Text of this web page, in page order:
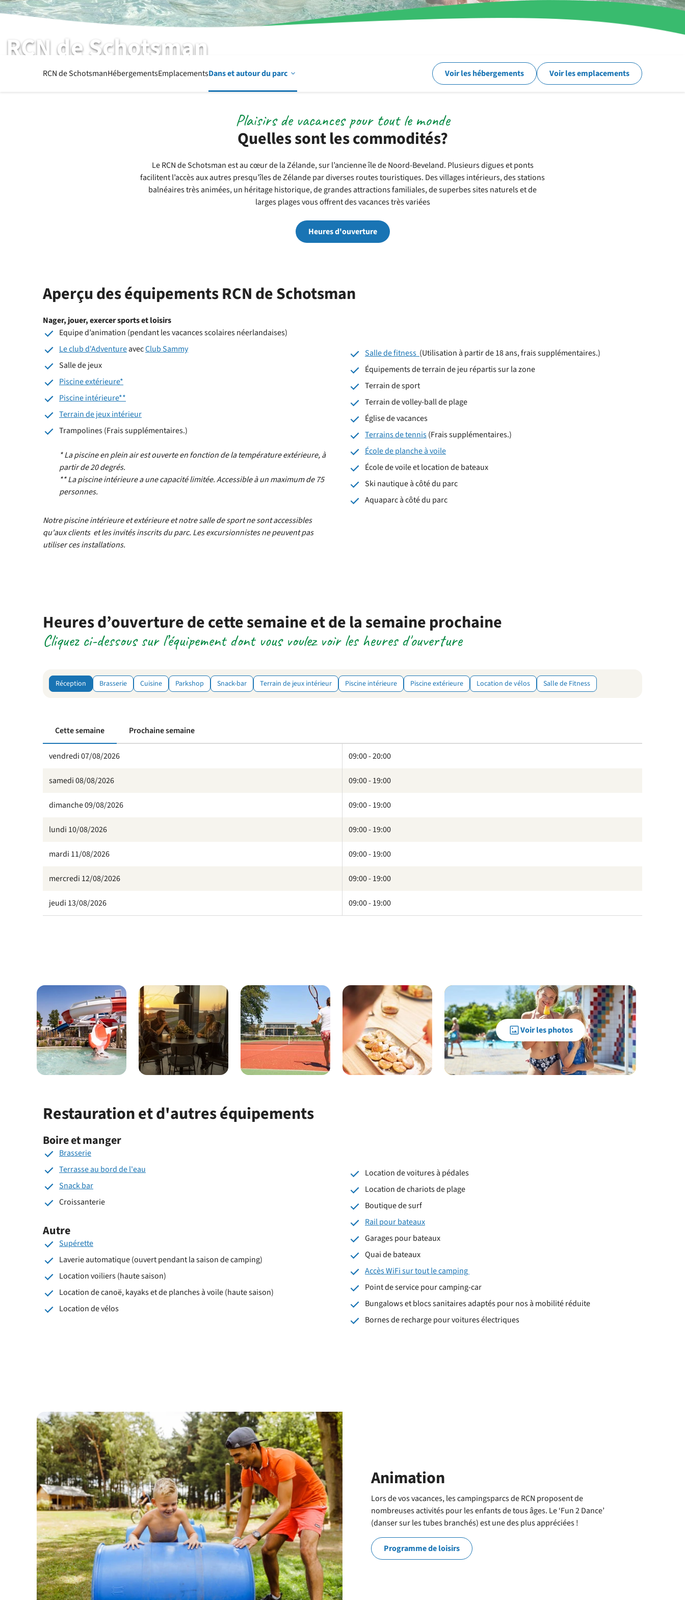
RCN de Schotsman
APERÇU DES ÉQUIPEMENTS
RCN de SchotsmanHébergementsEmplacementsDans et autour du parc Ouvrir
et
autour
Voir les hébergements Voir les emplacements
Quelles sont les commodités?
Plaisirs de vacances pour tout le monde
Le RCN de Schotsman est au cœur de la Zélande, sur l’ancienne île de Noord-Beveland. Plusieurs digues et ponts
facilitent l’accès aux autres presqu’îles de Zélande par diverses routes touristiques. Des villages intérieurs, des stations
balnéaires très animées, un héritage historique, de grandes attractions familiales, de superbes sites naturels et de
larges plages vous offrent des vacances très variées
Heures d'ouverture
Aperçu des équipements RCN de Schotsman
Nager, jouer, exercer sports et loisirs
Equipe d’animation (pendant les vacances scolaires néerlandaises)
Le club d'AdventureavecClub Sammy
Salle de jeux
Piscine extérieure*
Piscine intérieure**
Terrain de jeux intérieur
Trampolines (Frais supplémentaires.)
* La piscine en plein air est ouverte en fonction de la température extérieure, à
partir de 20 degrés.
** La piscine intérieure a une capacité limitée. Accessible à un maximum de 75
personnes.
Notre piscine intérieure et extérieure et notre salle de sport ne sont accessibles
qu'aux clients et les invités inscrits du parc. Les excursionnistes ne peuvent pas
utiliser ces installations.
Salle de fitness (Utilisation à partir de 18 ans, frais supplémentaires.)
Équipements de terrain de jeu répartis sur la zone
Terrain de sport
Terrain de volley-ball de plage
Église de vacances
Terrains de tennis(Frais supplémentaires.)
École de planche à voile
École de voile et location de bateaux
Ski nautique à côté du parc
Aquaparc à côté du parc
Heures d’ouverture de cette semaine et de la semaine prochaine
Cliquez ci-dessous sur l’équipement dont vous voulez voir les heures d'ouverture
Réception Brasserie Cuisine Parkshop Snack-bar Terrain de jeux intérieur Piscine intérieure Piscine extérieure Location de vélos Salle de Fitness
Cette semaine Prochaine semaine
vendredi 07/08/2026 09:00 - 20:00
samedi 08/08/2026 09:00 - 19:00
dimanche 09/08/2026 09:00 - 19:00
lundi 10/08/2026 09:00 - 19:00
mardi 11/08/2026 09:00 - 19:00
mercredi 12/08/2026 09:00 - 19:00
jeudi 13/08/2026 09:00 - 19:00
Voir les photos
Restauration et d'autres équipements
Boire et manger
Brasserie
Terrasse au bord de l'eau
Snack bar
Croissanterie
Autre
Supérette
Laverie automatique (ouvert pendant la saison de camping)
Location voiliers (haute saison)
Location de canoë, kayaks et de planches à voile (haute saison)
Location de vélos
Location de voitures à pédales
Location de chariots de plage
Boutique de surf
Rail pour bateaux
Garages pour bateaux
Quai de bateaux
Accès WiFi sur tout le camping
Point de service pour camping-car
Bungalows et blocs sanitaires adaptés pour nos à mobilité réduite
Bornes de recharge pour voitures électriques
Animation
Lors de vos vacances, les campingsparcs de RCN proposent de
nombreuses activités pour les enfants de tous âges. Le ‘Fun 2 Dance’
(danser sur les tubes branchés) est une des plus appréciées !
Programme de loisirs